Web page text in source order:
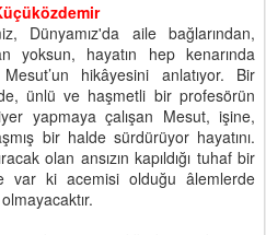
Dünyamız'da aile bağlarından,
yoksun, hayatın hep kenarında
hikâyesini anlatıyor. Bir
ünlü ve haşmetli bir profesörün
yapmaya çalışan Mesut, işine,
bir halde sürdürüyor hayatını.
olan ansızın kapıldığı tuhaf bir
var ki acemisi olduğu âlemlerde